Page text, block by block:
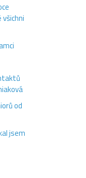
všichni
od
jsem